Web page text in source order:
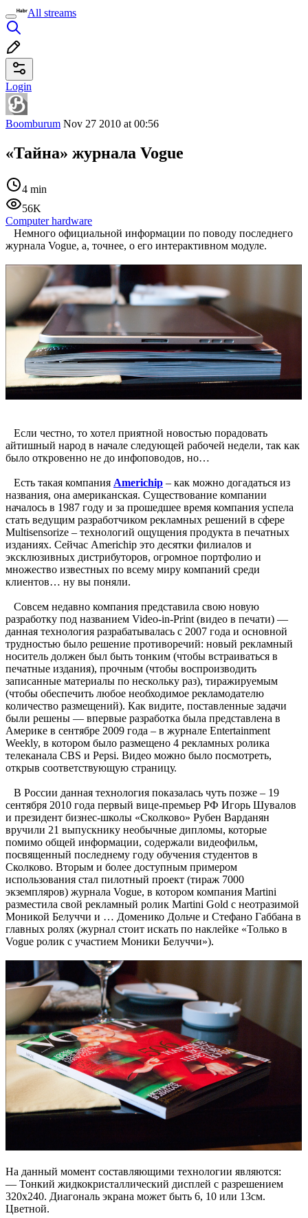
All streams
Login
Boomburum Nov 27 2010 at 00:56
«Тайна» журнала Vogue
4 min
56K
Computer hardware
Немного официальной информации по поводу последнего
журнала Vogue, а, точнее, о его интерактивном модуле.
Если честно, то хотел приятной новостью порадовать
айтишный народ в начале следующей рабочей недели, так как
было откровенно не до инфоповодов, но…
Есть такая компания Americhip – как можно догадаться из
названия, она американская. Существование компании
началось в 1987 году и за прошедшее время компания успела
стать ведущим разработчиком рекламных решений в сфере
Multisensorize – технологий ощущения продукта в печатных
изданиях. Сейчас Americhip это десятки филиалов и
эксклюзивных дистрибуторов, огромное портфолио и
множество известных по всему миру компаний среди
клиентов… ну вы поняли.
Совсем недавно компания представила свою новую
разработку под названием Video-in-Print (видео в печати) —
данная технология разрабатывалась с 2007 года и основной
трудностью было решение противоречий: новый рекламный
носитель должен был быть тонким (чтобы встраиваться в
печатные издания), прочным (чтобы воспроизводить
записанные материалы по нескольку раз), тиражируемым
(чтобы обеспечить любое необходимое рекламодателю
количество размещений). Как видите, поставленные задачи
были решены — впервые разработка была представлена в
Америке в сентябре 2009 года – в журнале Entertainment
Weekly, в котором было размещено 4 рекламных ролика
телеканала CBS и Pepsi. Видео можно было посмотреть,
открыв соответствующую страницу.
В России данная технология показалась чуть позже – 19
сентября 2010 года первый вице-премьер РФ Игорь Шувалов
и президент бизнес-школы «Сколково» Рубен Варданян
вручили 21 выпускнику необычные дипломы, которые
помимо общей информации, содержали видеофильм,
посвященный последнему году обучения студентов в
Сколково. Вторым и более доступным примером
использования стал пилотный проект (тираж 7000
экземпляров) журнала Vogue, в котором компания Martini
разместила свой рекламный ролик Martini Gold с неотразимой
Моникой Белуччи и … Доменико Дольче и Стефано Габбана в
главных ролях (журнал стоит искать по наклейке «Только в
Vogue ролик с участием Моники Белуччи»).
На данный момент составляющими технологии являются:
— Тонкий жидкокристаллический дисплей с разрешением
320х240. Диагональ экрана может быть 6, 10 или 13см.
Цветной.